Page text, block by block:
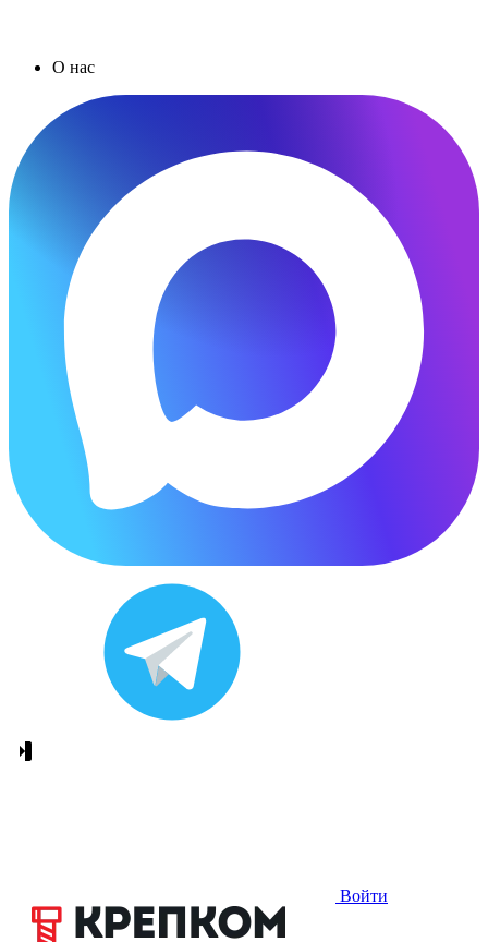
О нас
Войти